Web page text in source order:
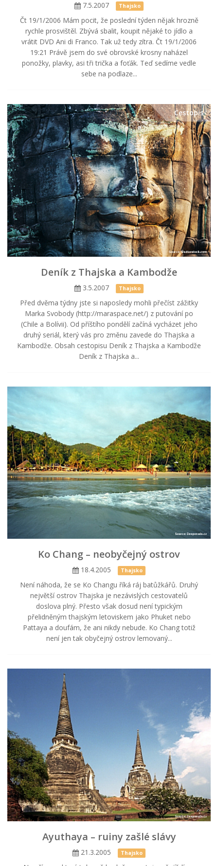
7.5.2007 Thajsko
Čt 19/1/2006 Mám pocit, že poslední týden nějak hrozně
rychle prosvištěl. Zbývá sbalit, koupit nějaké to jídlo a
vrátit DVD Ani di Franco. Tak už tedy zítra. Čt 19/1/2006
19:21 Právě jsem do své obrovské krosny naházel
ponožky, plavky, asi tři trička a foťák. Teď sedíme vedle
sebe na podlaze...
Cestopis
Deník z Thajska a Kambodže
3.5.2007 Thajsko
Před dvěma týdny jste si naposledy mohli přečíst zážitky
Marka Svobody (http://maraspace.net/) z putování po
(Chile a Bolívii). Od příštího pondělí začíná vycházet jeho
druhý seriál, který vás pro změnu zavede do Thajska a
Kambodže. Obsah cestopisu Deník z Thajska a Kambodže
Deník z Thajska a...
Ko Chang – neobyčejný ostrov
18.4.2005 Thajsko
Není náhoda, že se Ko Changu říká ráj batůžkářů. Druhý
největší ostrov Thajska je nezávislých cestovatelů
doslova plný. Přesto však dosud není typickým
přelidněným thajským letoviskem jako Phuket nebo
Pattaya a doufám, že ani nikdy nebude. Ko Chang totiž
není jen tak obyčejný ostrov lemovaný...
Ayuthaya – ruiny zašlé slávy
21.3.2005 Thajsko